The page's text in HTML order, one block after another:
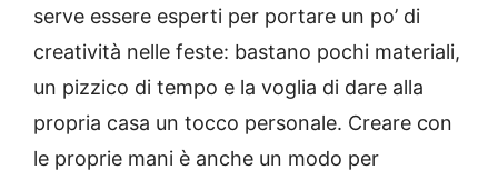
serve essere esperti per portare un po’ di
creatività nelle feste: bastano pochi materiali,
un pizzico di tempo e la voglia di dare alla
propria casa un tocco personale. Creare con
le proprie mani è anche un modo per